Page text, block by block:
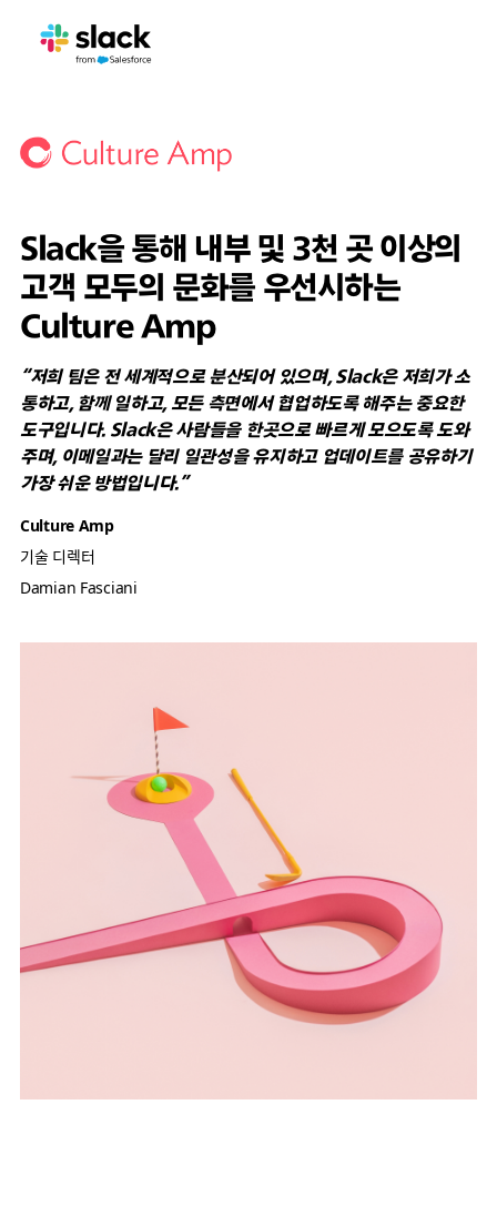
Slack을 통해 내부 및 3천 곳 이상의
고객 모두의 문화를 우선시하는
Culture Amp
“저희 팀은 전 세계적으로 분산되어 있으며, Slack은 저희가 소
통하고, 함께 일하고, 모든 측면에서 협업하도록 해주는 중요한
도구입니다. Slack은 사람들을 한곳으로 빠르게 모으도록 도와
주며, 이메일과는 달리 일관성을 유지하고 업데이트를 공유하기
가장 쉬운 방법입니다.”
Culture Amp
기술 디렉터
Damian Fasciani